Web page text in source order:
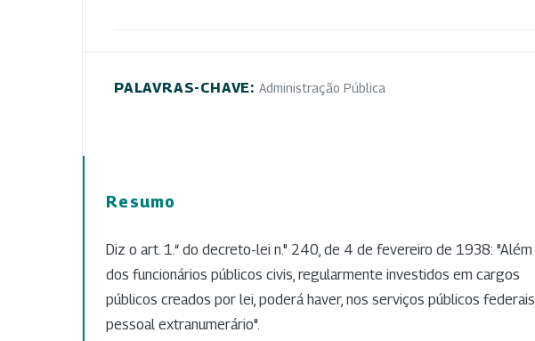
PALAVRAS-CHAVE: Administração Pública
Resumo
Diz o art. 1.“ do decreto-lei n." 240, de 4 de fevereiro de 1938: "Além
dos funcionários públicos civis, regularmente investidos em cargos
públicos creados por lei, poderá haver, nos serviços públicos federais,
pessoal extranumerário".